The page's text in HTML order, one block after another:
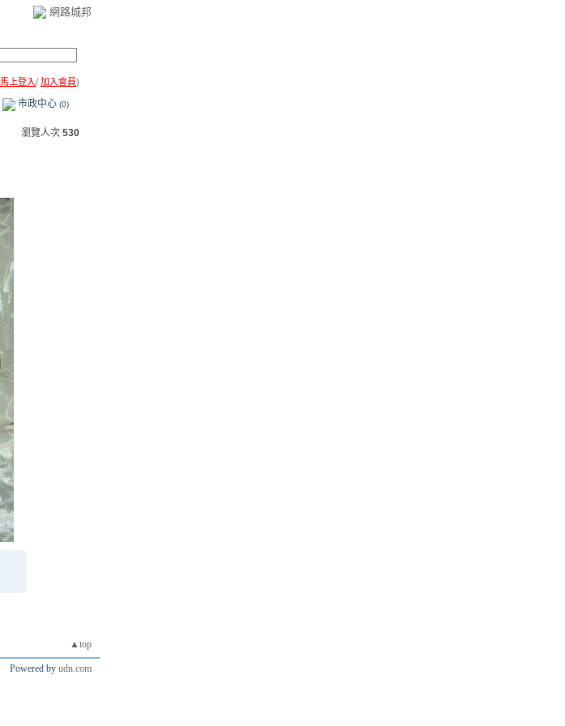
網路城邦
馬上登入/ 加入會員)
市政中心 (0)
瀏覽人次 530
▲top
Powered by udn.com